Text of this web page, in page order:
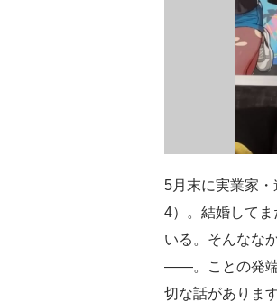
5月末に実業家・
4）。結婚して
いる。そんなな
――。ことの発端
切な話がありま